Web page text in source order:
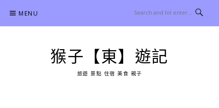
content
MENU
猴子【東】遊記
旅遊 景點 住宿 美食 親子